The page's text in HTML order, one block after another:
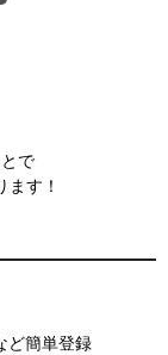
で
す！
ど簡単登録